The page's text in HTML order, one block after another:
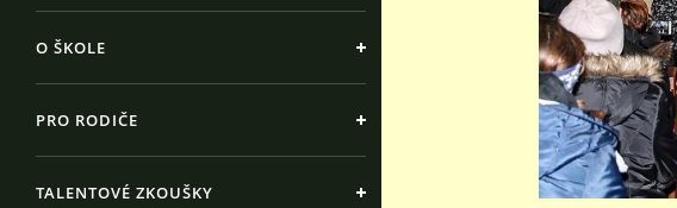
O ŠKOLE
PRO RODIČE
TALENTOVÉ ZKOUŠKY